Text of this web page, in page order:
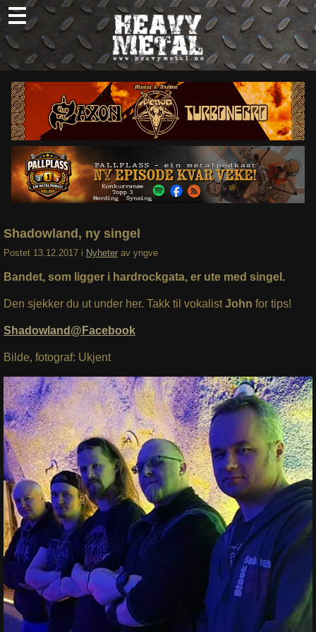
Skip
to
content
Nyheter
Omtaler
Intervjuer
Om oss
Abonner
Søk
Shadowland, ny singel
Postet 13.12.2017 i Nyheter av yngve
Bandet, som ligger i hardrockgata, er ute med singel.
Den sjekker du ut under her. Takk til vokalistJohn for tips!
Shadowland@Facebook
Bilde, fotograf: Ukjent